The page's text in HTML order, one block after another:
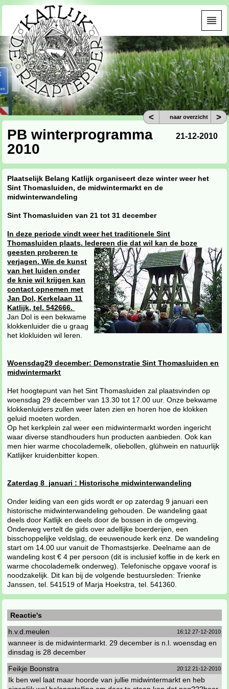
21-12-2010
PB winterprogramma
2010
Plaatselijk Belang Katlijk organiseert deze winter weer het
Sint Thomasluiden, de midwintermarkt en de
midwinterwandeling
Sint Thomasluiden van 21 tot 31 december
In deze periode vindt weer het traditionele Sint
Thomasluiden plaats. Iedereen die dat wil kan de boze
geesten proberen te
verjagen. Wie de kunst
van het luiden onder
de knie wil krijgen kan
contact opnemen met
Jan Dol, Kerkelaan 11
Katlijk, tel. 542666.
Jan Dol is een bekwame
klokkenluider die u graag
het klokluiden wil leren.
Woensdag29 december: Demonstratie Sint Thomasluiden en
midwintermarkt
Het hoogtepunt van het Sint Thomasluiden zal plaatsvinden op
woensdag 29 december van 13.30 tot 17.00 uur. Onze bekwame
klokkenluiders zullen weer laten zien en horen hoe de klokken
geluid moeten worden.
Op het kerkplein zal weer een midwintermarkt worden ingericht
waar diverse standhouders hun producten aanbieden. Ook kan
men hier warme chocolademelk, oliebollen, glühwein en natuurlijk
Katlijker kruidenbitter kopen.
Zaterdag 8 januari : Historische midwinterwandeling
Onder leiding van een gids wordt er op zaterdag 9 januari een
historische midwinterwandeling gehouden. De wandeling gaat
deels door Katlijk en deels door de bossen in de omgeving.
Onderweg vertelt de gids over adellijke boerderijen, een
bisschoppelijke veldslag, de eeuwenoude kerk enz. De wandeling
start om 14.00 uur vanuit de Thomastsjerke. Deelname aan de
wandeling kost € 4 per persoon (dit is inclusief koffie in de kerk en
warme chocolademelk onderweg). Telefonische opgave vooraf is
noodzakelijk. Dit kan bij de volgende bestuursleden: Trienke
Janssen, tel. 541519 of Marja Hoekstra, tel. 541360.
< naar overzicht >
Reactie's
16:12 27-12-2010
h.v.d.meulen
wanneer is de midwintermarkt. 29 december is n.l. woensdag en
dinsdag is 28 december
20:12 21-12-2010
Feikje Boonstra
Ik ben wel laat maar hoorde van jullie midwintermarkt en heb